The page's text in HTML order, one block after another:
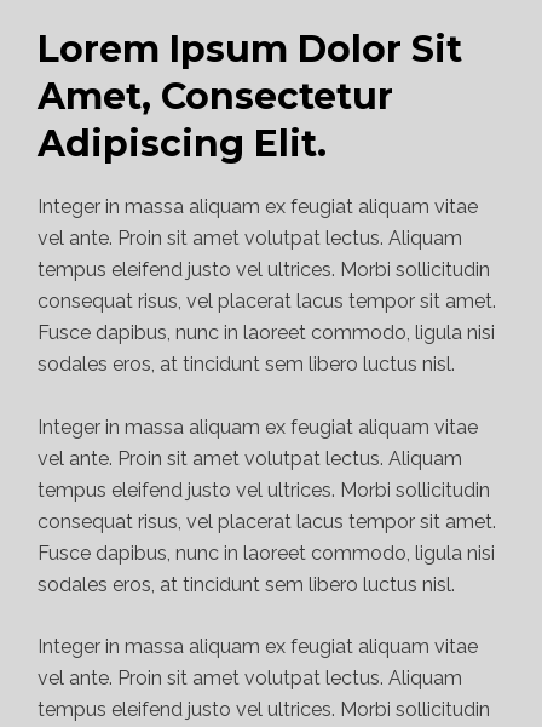
Lorem Ipsum Dolor Sit
Amet, Consectetur
Adipiscing Elit.
Integer in massa aliquam ex feugiat aliquam vitae
vel ante. Proin sit amet volutpat lectus. Aliquam
tempus eleifend justo vel ultrices. Morbi sollicitudin
consequat risus, vel placerat lacus tempor sit amet.
Fusce dapibus, nunc in laoreet commodo, ligula nisi
sodales eros, at tincidunt sem libero luctus nisl.
Integer in massa aliquam ex feugiat aliquam vitae
vel ante. Proin sit amet volutpat lectus. Aliquam
tempus eleifend justo vel ultrices. Morbi sollicitudin
consequat risus, vel placerat lacus tempor sit amet.
Fusce dapibus, nunc in laoreet commodo, ligula nisi
sodales eros, at tincidunt sem libero luctus nisl.
Integer in massa aliquam ex feugiat aliquam vitae
vel ante. Proin sit amet volutpat lectus. Aliquam
tempus eleifend justo vel ultrices. Morbi sollicitudin